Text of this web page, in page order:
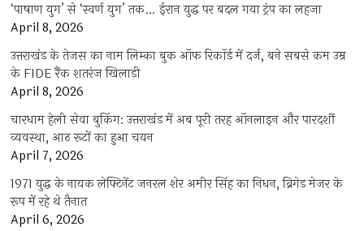
‘पाषाण युग’ से ‘स्वर्ण युग’ तक… ईरान युद्ध पर बदल गया ट्रंप का लहजा
April 8, 2026
उत्तराखंड के तेजस का नाम लिम्का बुक ऑफ रिकॉर्ड में दर्ज, बने सबसे कम उम्र
के FIDE रैंक शतरंज खिलाड़ी
April 8, 2026
चारधाम हेली सेवा बुकिंग: उत्तराखंड में अब पूरी तरह ऑनलाइन और पारदर्शी
व्यवस्था, आठ रूटों का हुआ चयन
April 7, 2026
1971 युद्ध के नायक लेफ्टिनेंट जनरल शेर अमीर सिंह का निधन, ब्रिगेड मेजर के
रूप में रहे थे तैनात
April 6, 2026